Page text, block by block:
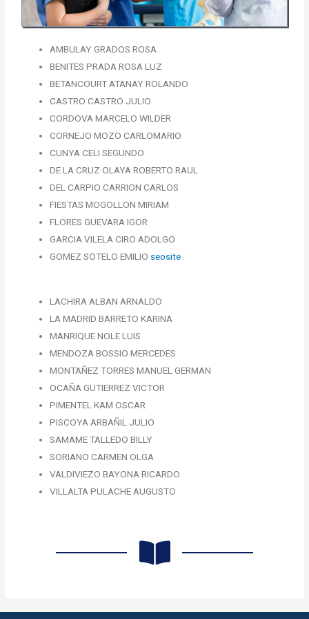
Critical thinking and evaluation are central in academia, resembling
AMBULAY GRADOS ROSA
BENITES PRADA ROSA LUZ
BETANCOURT ATANAY ROLANDO
CASTRO CASTRO JULIO
CORDOVA MARCELO WILDER
CORNEJO MOZO CARLOMARIO
CUNYA CELI SEGUNDO
DE LA CRUZ OLAYA ROBERTO RAUL
DEL CARPIO CARRION CARLOS
FIESTAS MOGOLLON MIRIAM
FLORES GUEVARA IGOR
GARCIA VILELA CIRO ADOLGO
GOMEZ SOTELO EMILIO seosite
LACHIRA ALBAN ARNALDO
LA MADRID BARRETO KARINA
MANRIQUE NOLE LUIS
MENDOZA BOSSIO MERCEDES
MONTAÑEZ TORRES MANUEL GERMAN
OCAÑA GUTIERREZ VICTOR
PIMENTEL KAM OSCAR
PISCOYA ARBAÑIL JULIO
SAMAME TALLEDO BILLY
SORIANO CARMEN OLGA
VALDIVIEZO BAYONA RICARDO
VILLALTA PULACHE AUGUSTO